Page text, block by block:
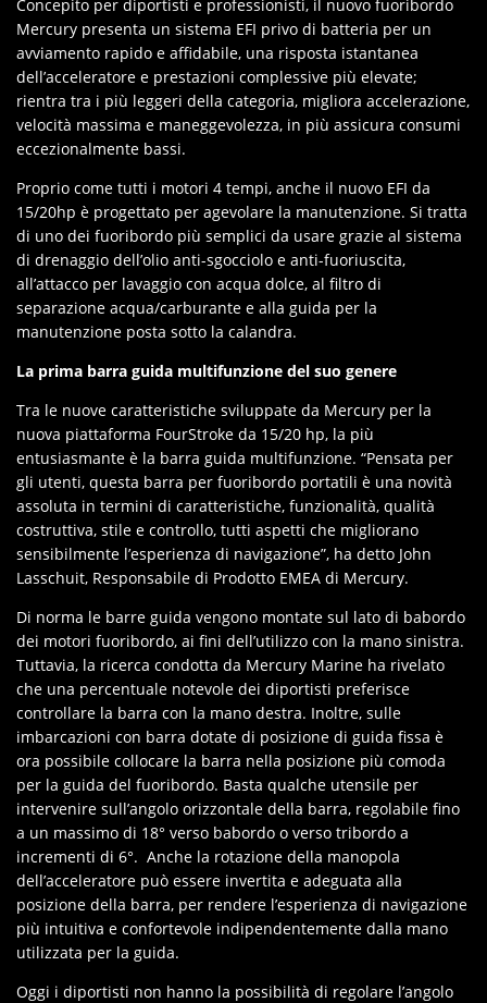
Concepito per diportisti e professionisti, il nuovo fuoribordo
Mercury presenta un sistema EFI privo di batteria per un
avviamento rapido e affidabile, una risposta istantanea
dell’acceleratore e prestazioni complessive più elevate;
rientra tra i più leggeri della categoria, migliora accelerazione,
velocità massima e maneggevolezza, in più assicura consumi
eccezionalmente bassi.
Proprio come tutti i motori 4 tempi, anche il nuovo EFI da
15/20hp è progettato per agevolare la manutenzione. Si tratta
di uno dei fuoribordo più semplici da usare grazie al sistema
di drenaggio dell’olio anti-sgocciolo e anti-fuoriuscita,
all’attacco per lavaggio con acqua dolce, al filtro di
separazione acqua/carburante e alla guida per la
manutenzione posta sotto la calandra.
La prima barra guida multifunzione del suo genere
Tra le nuove caratteristiche sviluppate da Mercury per la
nuova piattaforma FourStroke da 15/20 hp, la più
entusiasmante è la barra guida multifunzione. “Pensata per
gli utenti, questa barra per fuoribordo portatili è una novità
assoluta in termini di caratteristiche, funzionalità, qualità
costruttiva, stile e controllo, tutti aspetti che migliorano
sensibilmente l’esperienza di navigazione”, ha detto John
Lasschuit, Responsabile di Prodotto EMEA di Mercury.
Di norma le barre guida vengono montate sul lato di babordo
dei motori fuoribordo, ai fini dell’utilizzo con la mano sinistra.
Tuttavia, la ricerca condotta da Mercury Marine ha rivelato
che una percentuale notevole dei diportisti preferisce
controllare la barra con la mano destra. Inoltre, sulle
imbarcazioni con barra dotate di posizione di guida fissa è
ora possibile collocare la barra nella posizione più comoda
per la guida del fuoribordo. Basta qualche utensile per
intervenire sull’angolo orizzontale della barra, regolabile fino
a un massimo di 18° verso babordo o verso tribordo a
incrementi di 6°. Anche la rotazione della manopola
dell’acceleratore può essere invertita e adeguata alla
posizione della barra, per rendere l’esperienza di navigazione
più intuitiva e confortevole indipendentemente dalla mano
utilizzata per la guida.
Oggi i diportisti non hanno la possibilità di regolare l’angolo